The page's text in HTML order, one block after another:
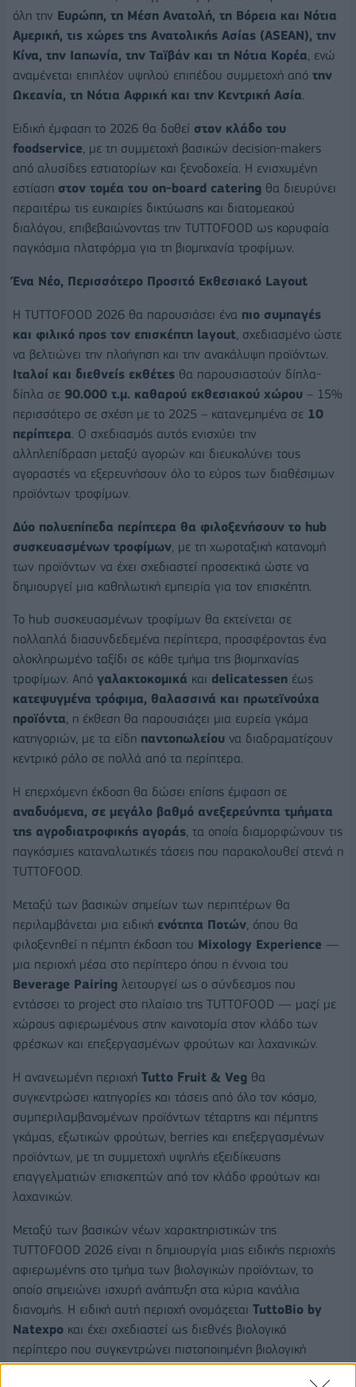
όλη την Ευρώπη, τη Μέση Ανατολή, τη Βόρεια και Νότια
Αμερική, τις χώρες της Ανατολικής Ασίας (ASEAN), την
Κίνα, την Ιαπωνία, την Ταϊβάν και τη Νότια Κορέα, ενώ
αναμένεται επιπλέον υψηλού επιπέδου συμμετοχή από την
Ωκεανία, τη Νότια Αφρική και την Κεντρική Ασία.
Ειδική έμφαση το 2026 θα δοθεί στον κλάδο του
foodservice, με τη συμμετοχή βασικών decision-makers
από αλυσίδες εστιατορίων και ξενοδοχεία. Η ενισχυμένη
εστίαση στον τομέα του on-board catering θα διευρύνει
περαιτέρω τις ευκαιρίες δικτύωσης και διατομεακού
διαλόγου, επιβεβαιώνοντας την TUTTOFOOD ως κορυφαία
παγκόσμια πλατφόρμα για τη βιομηχανία τροφίμων.
Ένα Νέο, Περισσότερο Προσιτό Εκθεσιακό Layout
Η TUTTOFOOD 2026 θα παρουσιάσει ένα πιο συμπαγές
και φιλικό προς τον επισκέπτη layout , σχεδιασμένο ώστε
να βελτιώνει την πλοήγηση και την ανακάλυψη προϊόντων.
Ιταλοί και διεθνείς εκθέτες θα παρουσιαστούν δίπλα-
δίπλα σε 90.000 τ.μ. καθαρού εκθεσιακού χώρου – 15%
περισσότερο σε σχέση με το 2025 – κατανεμημένα σε 10
περίπτερα. Ο σχεδιασμός αυτός ενισχύει την
αλληλεπίδραση μεταξύ αγορών και διευκολύνει τους
αγοραστές να εξερευνήσουν όλο το εύρος των διαθέσιμων
προϊόντων τροφίμων.
Δύο πολυεπίπεδα περίπτερα θα φιλοξενήσουν το hub
συσκευασμένων τροφίμων , με τη χωροταξική κατανομή
των προϊόντων να έχει σχεδιαστεί προσεκτικά ώστε να
δημιουργεί μια καθηλωτική εμπειρία για τον επισκέπτη.
Το hub συσκευασμένων τροφίμων θα εκτείνεται σε
πολλαπλά διασυνδεδεμένα περίπτερα, προσφέροντας ένα
ολοκληρωμένο ταξίδι σε κάθε τμήμα της βιομηχανίας
τροφίμων. Από γαλακτοκομικά και delicatessen έως
κατεψυγμένα τρόφιμα, θαλασσινά και πρωτεϊνούχα
προϊόντα, η έκθεση θα παρουσιάζει μια ευρεία γκάμα
κατηγοριών, με τα είδη παντοπωλείου να διαδραματίζουν
κεντρικό ρόλο σε πολλά από τα περίπτερα.
Η επερχόμενη έκδοση θα δώσει επίσης έμφαση σε
αναδυόμενα, σε μεγάλο βαθμό ανεξερεύνητα τμήματα
της αγροδιατροφικής αγοράς, τα οποία διαμορφώνουν τις
παγκόσμιες καταναλωτικές τάσεις που παρακολουθεί στενά η
TUTTOFOOD.
Μεταξύ των βασικών σημείων των περιπτέρων θα
περιλαμβάνεται μια ειδική ενότητα Ποτών, όπου θα
φιλοξενηθεί η πέμπτη έκδοση του Mixology Experience —
μια περιοχή μέσα στο περίπτερο όπου η έννοια του
Beverage Pairing λειτουργεί ως ο σύνδεσμος που
εντάσσει το project στο πλαίσιο της TUTTOFOOD — μαζί με
χώρους αφιερωμένους στην καινοτομία στον κλάδο των
φρέσκων και επεξεργασμένων φρούτων και λαχανικών.
Η ανανεωμένη περιοχή Tutto Fruit & Veg θα
συγκεντρώσει κατηγορίες και τάσεις από όλο τον κόσμο,
συμπεριλαμβανομένων προϊόντων τέταρτης και πέμπτης
γκάμας, εξωτικών φρούτων, berries και επεξεργασμένων
προϊόντων, με τη συμμετοχή υψηλής εξειδίκευσης
επαγγελματιών επισκεπτών από τον κλάδο φρούτων και
λαχανικών.
Μεταξύ των βασικών νέων χαρακτηριστικών της
TUTTOFOOD 2026 είναι η δημιουργία μιας ειδικής περιοχής
αφιερωμένης στο τμήμα των βιολογικών προϊόντων, το
οποίο σημειώνει ισχυρή ανάπτυξη στα κύρια κανάλια
διανομής. Η ειδική αυτή περιοχή ονομάζεται TuttoBio by
Natexpo και έχει σχεδιαστεί ως διεθνές βιολογικό
περίπτερο που συγκεντρώνει πιστοποιημένη βιολογική
παραγωγή από την Ευρώπη και πέραν αυτής. Το TuttoBio